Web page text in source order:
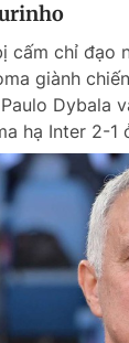
cấm chỉ đạo
giành
Dybala
hạ Inter 2-1